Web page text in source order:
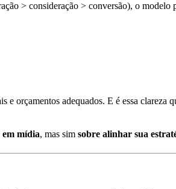
> consideração > conversão), o
e orçamentos adequados. E é essa
em mídia, mas sim sobre alinhar sua